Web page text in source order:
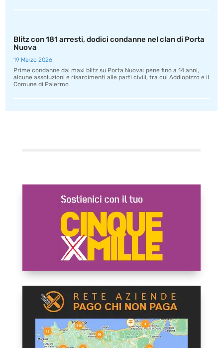
Blitz con 181 arresti, dodici condanne nel clan di Porta
Nuova
19 Marzo 2026
Prime condanne dal maxi blitz su Porta Nuova: pene fino a 14 anni,
alcune assoluzioni e risarcimenti alle parti civili, tra cui Addiopizzo e il
Comune di Palermo